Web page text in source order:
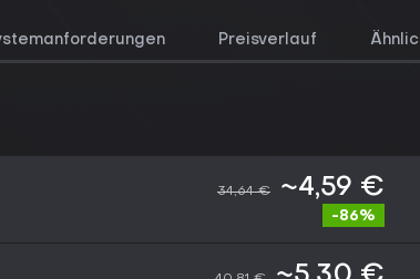
Preisverlauf
34,64 € ~4,59 €
-86%